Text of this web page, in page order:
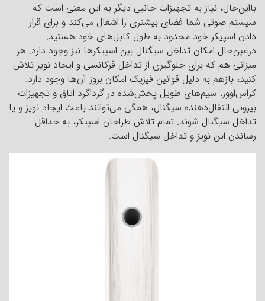
بااین‌حال، نیاز به تجهیزات جانبی دیگر به این معنی است که
سیستم صوتی شما فضای بیشتری را اشغال می‌کند و برای قرار
دادن اسپیکر خود محدود به طول کابل‌های خود هستید.
درعین‌حال امکان تداخل سیگنال بین اسپیکرها نیز وجود دارد. هر
میزانی هم که برای جلوگیری از تداخل فرکانسی و ایجاد نویز تلاش
کنید، بازهم به دلیل قوانین فیزیک امکان بروز آن‌ها وجود دارد.
کراس‌اوور، سیم‌های طویل پخش‌شده در گرداگرد اتاق و تجهیزات
بیرونی انتقال‌دهنده سیگنال، همگی می‌توانند باعث ایجاد نویز و یا
تداخل سیگنال شوند. تمام تلاش طراحان اسپیکر، به حداقل
رساندن این نویز و تداخل سیگنال است.